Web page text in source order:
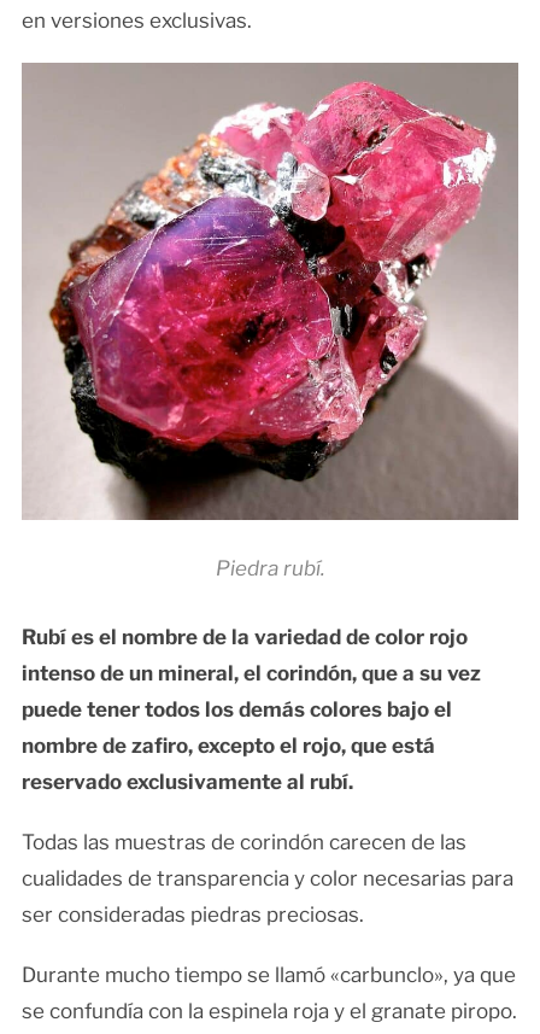
en versiones exclusivas.
Piedra rubí.
Rubí es el nombre de la variedad de color rojo
intenso de un mineral, el corindón, que a su vez
puede tener todos los demás colores bajo el
nombre de zafiro, excepto el rojo, que está
reservado exclusivamente al rubí.
Todas las muestras de corindón carecen de las
cualidades de transparencia y color necesarias para
ser consideradas piedras preciosas.
Durante mucho tiempo se llamó «carbunclo», ya que
se confundía con la espinela roja y el granate piropo.